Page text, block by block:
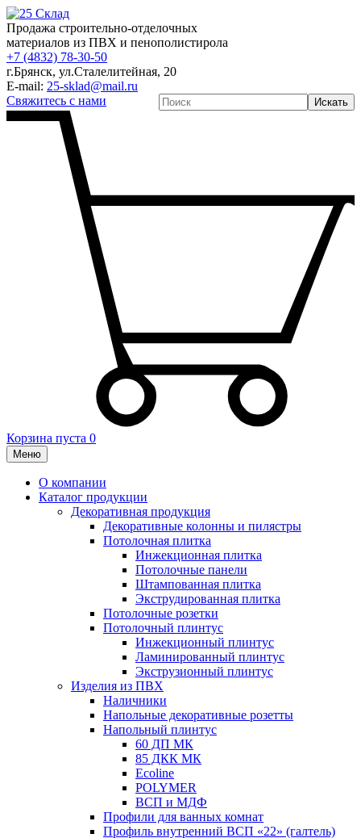
Продажа строительно-отделочных
материалов из ПВХ и пенополистирола
+7 (4832) 78-30-50
г.Брянск, ул.Сталелитейная, 20
E-mail: 25-sklad@mail.ru
Свяжитесь с нами
Искать
Корзина пуста 0
Меню
О компании
Каталог продукции
Декоративная продукция
Декоративные колонны и пилястры
Потолочная плитка
Инжекционная плитка
Потолочные панели
Штампованная плитка
Экструдированная плитка
Потолочные розетки
Потолочный плинтус
Инжекционный плинтус
Ламинированный плинтус
Экструзионный плинтус
Изделия из ПВХ
Наличники
Напольные декоративные розетты
Напольный плинтус
60 ДП МК
85 ДКК МК
Ecoline
POLYMER
ВСП и МДФ
Профили для ванных комнат
Профиль внутренний ВСП «22» (галтель)